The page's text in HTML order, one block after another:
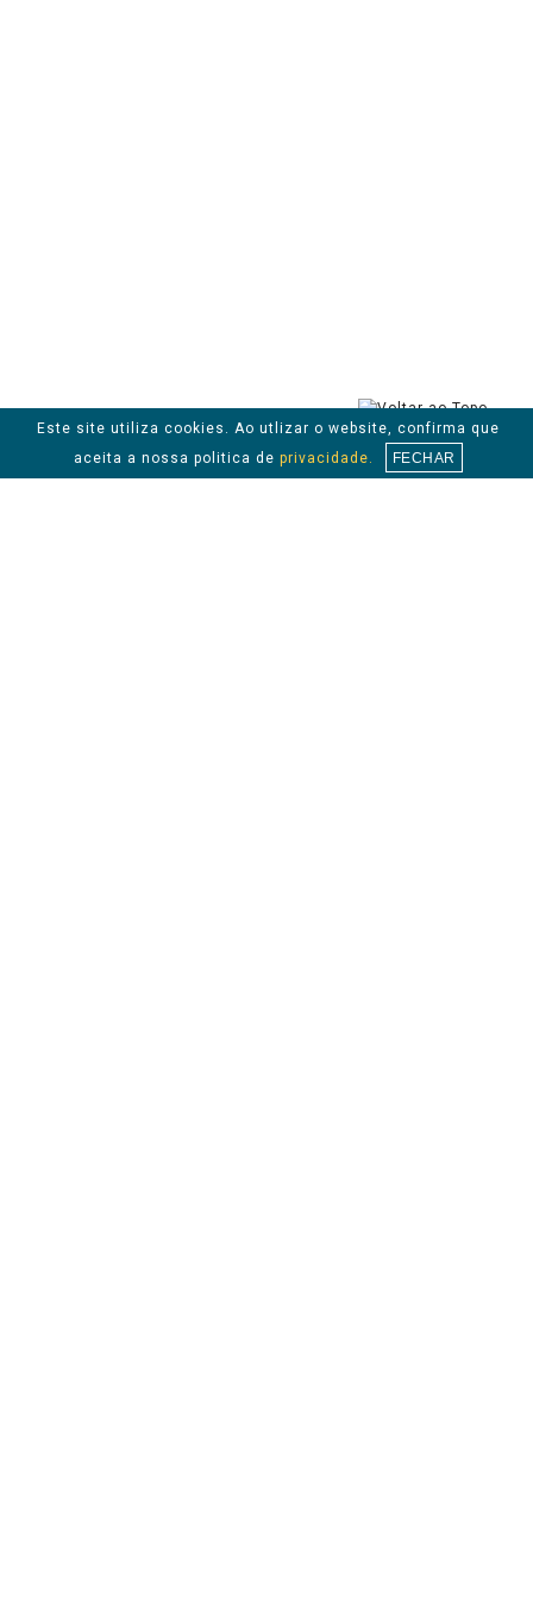
Este site utiliza cookies. Ao utlizar o website, confirma que
aceita a nossa politica de privacidade. FECHAR